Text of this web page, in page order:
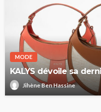
MODE
KALYS dévoile sa
Jihène Ben Hassine